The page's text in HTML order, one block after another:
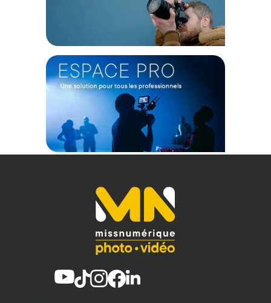
Code EAN Softbox Elinchrom Rotalux GO Strip 30x75cm :
d'achat, sur la base d'une expédition Chronopost 24H vers un point
relais situé en France continentale uniquement, valable uniquement
sur les produits de moins de 1m et moins de 20Kg.
(2) Sous réserve d'éligibilité.
(3) Nombre de points Fidélité estimés, hors remises au panier, basé
sur le prix TTC en €, les points seront effectivement calculés dans le